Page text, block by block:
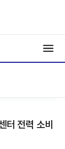
터 전력 소비